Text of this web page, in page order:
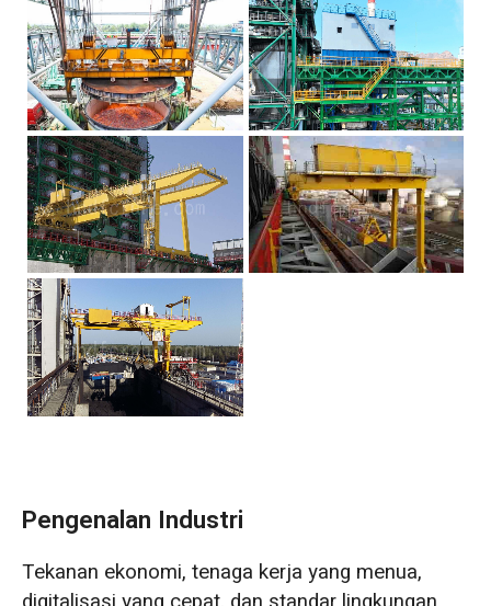
Pengenalan Industri
Tekanan ekonomi, tenaga kerja yang menua,